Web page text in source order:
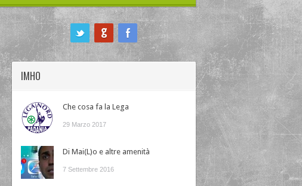
IMHO
Che cosa fa la Lega
29 Marzo 2017
Di Mai(L)o e altre amenità
7 Settembre 2016